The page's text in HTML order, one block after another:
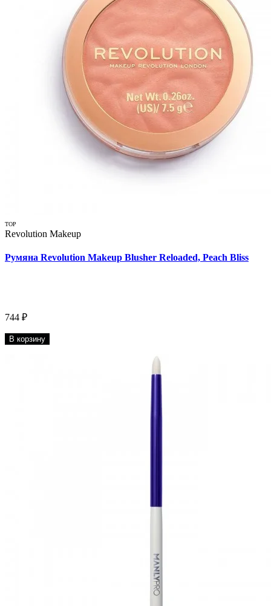
TOP
Revolution Makeup
Румяна Revolution Makeup Blusher Reloaded, Peach Bliss
744 ₽
В корзину